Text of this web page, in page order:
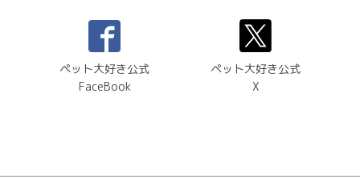
ペット大好き公式
FaceBook
ペット大好き公式
X